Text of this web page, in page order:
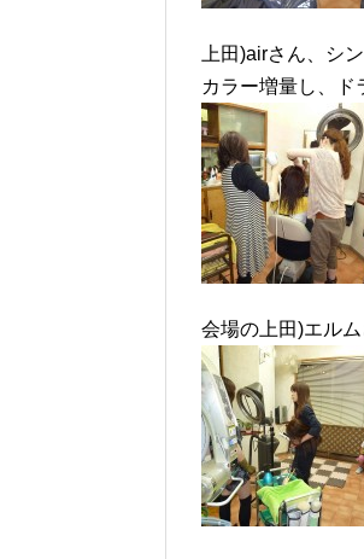
上田)airさん、シ
カラー増量し、ド
会場の上田)エル